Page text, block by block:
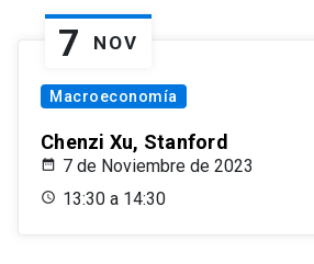
7 NOV
Macroeconomía
Chenzi Xu, Stanford
7 de Noviembre de 2023
13:30 a 14:30